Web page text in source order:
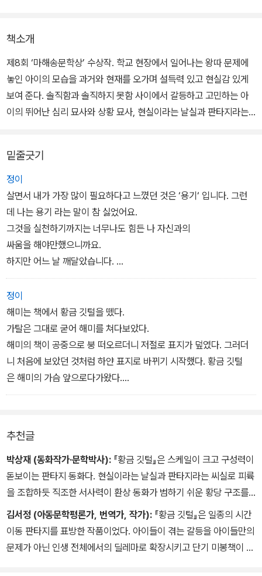
책소개
제8회 ‘마해송문학상’ 수상작. 학교 현장에서 일어나는 왕따 문제에
놓인 아이의 모습을 과거와 현재를 오가며 설득력 있고 현실감 있게
보여 준다. 솔직함과 솔직하지 못함 사이에서 갈등하고 고민하는 아
이의 뛰어난 심리 묘사와 상황 묘사, 현실이라는 날실과 판타지라는
할머니와 단둘이 사는 경아는 좀 지저분하고 소심한 성격 때문에 반
에서 소위 잘 나가는 지수의 주도하에 왕따의 타깃이 된다. 지수 무리
는 무시하는 것으로도 모자라 면박을 주고 더 나아가 폭력까지 행사
하려 든다. 해미는 지수가 꾸민 계략을 알고 그 일에서 빠지려 하지만
뜻하지 않게 현장을 목격하고 된다.
해미는 선생님의 설득으로 그 현장에 있던 아이들의 이름을 이야기한
다. 그리고 그 일로 자신이 왕따에 처하게 될 위기를 맞게 된다. 괴로
운 마음에 펼친 일기장은 해미가 원하는 것이 무엇인지 안다는 듯 새
로운 세계인 ‘시간의 섬’으로 해미를 인도하는데….
밑줄긋기
정이
살면서 내가 가장 많이 필요하다고 느꼈던 것은 ‘용기‘ 입니다. 그런
데 나는 용기 라는 말이 참 싫었어요.
그것을 실천하기까지는 너무나도 힘든 나 자신과의
싸움을 해야만했으니까요.
하지만 어느 날 깨달았습니다.
용기를 내야지만 무섭고 두려운 것을 극복할 수 있는 게 아니라 무섭
고 두렵기 때문에 용기도 낼 수 있다는 사실을
말이지요.
어느상황이든 내가 맞부딪힌 상황이 무섭고 두려운 게
당연하다는 사실을 깨달은 거예요.
정이
해미는 책에서 황금 깃털을 뗐다.
가탈은 그대로 굳어 해미를 쳐다보았다.
해미의 책이 공중으로 붕 떠오르더니 저절로 표지가 덮였다. 그러더
니 처음에 보았던 것처럼 하얀 표지로 바뀌기 시작했다. 황금 깃털
은 해미의 가슴 앞으로다가왔다.
˝안돼!˝
황금빛이 순식간에 다시 황금 깃털로 흡수되고 있었다.
그리고 빛을 머금은 황금 깃털이 해미의 가슴으로 서서히 스며들었
다.
해미는 온몸이 따뜻해지는 것을 느꼈다.
주위가 온통 황금빛이었다.
창밖의 잿빛 구름이 황금빛에 밀리고 또 밀리더니 차츰 사라졌다. 이
윽고 감춰져 있던 빨간 해가 드러났다.
추천글
박상재 (동화작가·문학박사): 『황금 깃털』은 스케일이 크고 구성력이
돋보이는 판타지 동화다. 현실이라는 날실과 판타지라는 씨실로 피륙
을 조합하듯 직조한 서사력이 환상 동화가 범하기 쉬운 황당 구조를
극복하고 있다. 판타지의 바다를 항해하다가 현실이라는 항구로 회항
할 때 방향감을 잃지 않은 조타술이 믿음을 주었다.
김서정 (아동문학평론가, 번역가, 작가): 『황금 깃털』은 일종의 시간
이동 판타지를 표방한 작품이었다. 아이들이 겪는 갈등을 아이들만의
문제가 아닌 인생 전체에서의 딜레마로 확장시키고 단기 미봉책이 아